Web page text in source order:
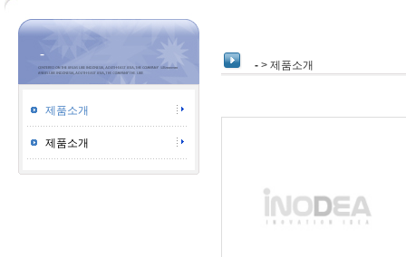
-
제품소개
제품소개
- > 제품소개